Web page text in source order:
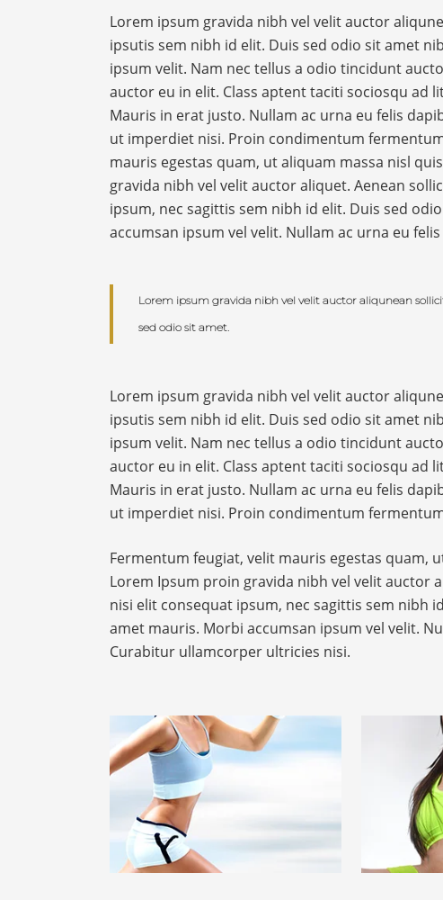
Lorem ipsum gravida nibh vel velit auctor
ipsutis sem nibh id elit. Duis sed odio sit amet
ipsum velit. Nam nec tellus a odio tincidunt
auctor eu in elit. Class aptent taciti sociosqu
Mauris in erat justo. Nullam ac urna eu felis
ut imperdiet nisi. Proin condimentum
mauris egestas quam, ut aliquam massa nisl
gravida nibh vel velit auctor aliquet. Aenean
ipsum, nec sagittis sem nibh id elit. Duis sed
accumsan ipsum vel velit. Nullam ac urna eu
Lorem ipsum gravida nibh vel velit auctor aliqunean
sed odio sit amet.
Lorem ipsum gravida nibh vel velit auctor
ipsutis sem nibh id elit. Duis sed odio sit amet
ipsum velit. Nam nec tellus a odio tincidunt
auctor eu in elit. Class aptent taciti sociosqu
Mauris in erat justo. Nullam ac urna eu felis
ut imperdiet nisi. Proin condimentum
Fermentum feugiat, velit mauris egestas quam,
Lorem Ipsum proin gravida nibh vel velit auctor
nisi elit consequat ipsum, nec sagittis sem nibh
amet mauris. Morbi accumsan ipsum vel velit.
Curabitur ullamcorper ultricies nisi.